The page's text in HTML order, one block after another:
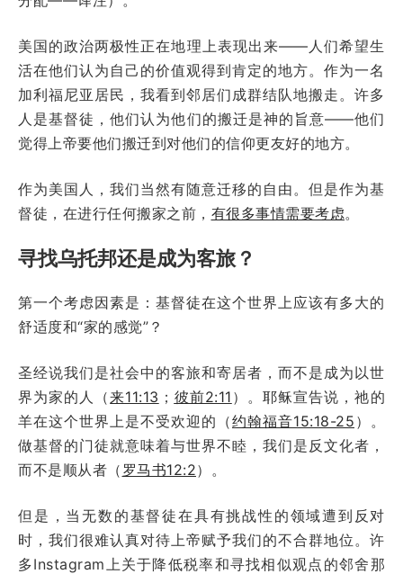
美国的政治两极性正在地理上表现出来——人们希望生
活在他们认为自己的价值观得到肯定的地方。作为一名
加利福尼亚居民，我看到邻居们成群结队地搬走。许多
人是基督徒，他们认为他们的搬迁是神的旨意——他们
觉得上帝要他们搬迁到对他们的信仰更友好的地方。
作为美国人，我们当然有随意迁移的自由。但是作为基
督徒，在进行任何搬家之前， 有很多事情需要考虑。
寻找乌托邦还是成为客旅？
第一个考虑因素是：基督徒在这个世界上应该有多大的
舒适度和“家的感觉”？
圣经说我们是社会中的客旅和寄居者，而不是成为以世
界为家的人（来11:13 ； 彼前2:11 ）。耶稣宣告说，祂的
羊在这个世界上是不受欢迎的（约翰福音15:18-25 ）。
做基督的门徒就意味着与世界不睦，我们是反文化者，
而不是顺从者（ 罗马书12:2）。
但是，当无数的基督徒在具有挑战性的领域遭到反对
时，我们很难认真对待上帝赋予我们的不合群地位。许
多Instagram上关于降低税率和寻找相似观点的邻舍那